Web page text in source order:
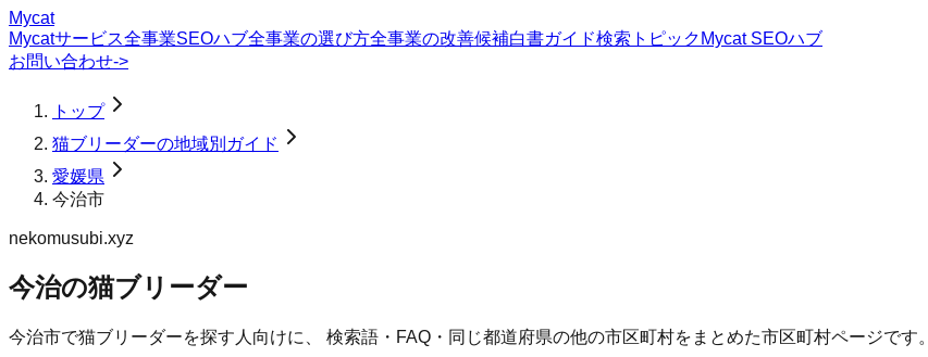
Mycat
Mycatサービス全事業SEOハブ全事業の選び方全事業の改善候補白書ガイド検索トピック Mycat SEOハブ
お問い合わせ->
トップ
猫ブリーダーの地域別ガイド
愛媛県
今治市
nekomusubi.xyz
今治の猫ブリーダー
今治市で猫ブリーダーを探す人向けに、 検索語・FAQ・同じ都道府県の他の市区町村をまとめた市区町村ページです。